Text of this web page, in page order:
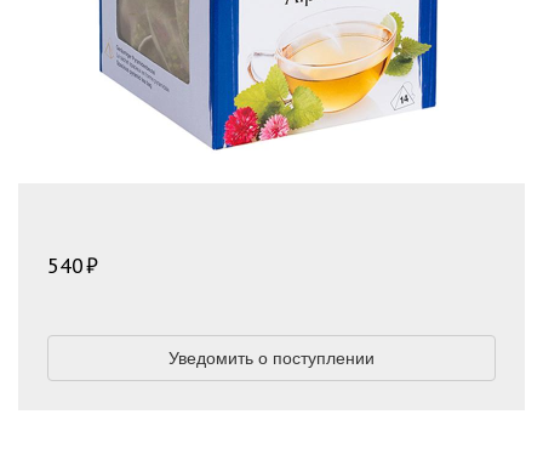
540
Уведомить о поступлении